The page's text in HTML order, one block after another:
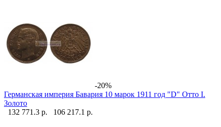
-20%
Германская империя Бавария 10 марок 1911 год "D" Отто I.
Золото
132 771.3 р.
106 217.1 р.